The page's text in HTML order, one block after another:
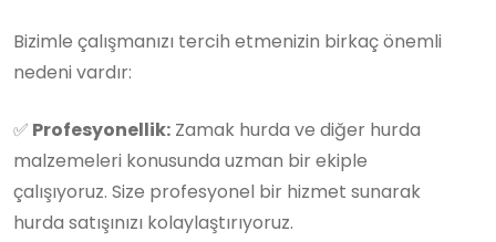
Bizimle çalışmanızı tercih etmenizin birkaç önemli
nedeni vardır:
✅ Profesyonellik: Zamak hurda ve diğer hurda
malzemeleri konusunda uzman bir ekiple
çalışıyoruz. Size profesyonel bir hizmet sunarak
hurda satışınızı kolaylaştırıyoruz.